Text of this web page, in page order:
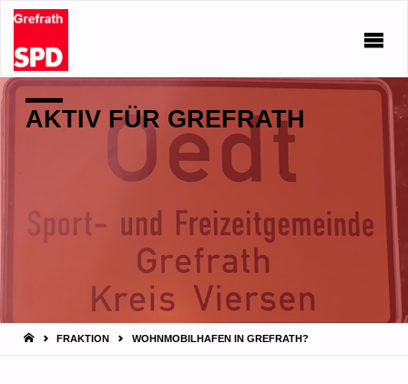
AKTIV FÜR GREFRATH
STARTFRAKTION WOHNMOBILHAFEN IN GREFRATH?